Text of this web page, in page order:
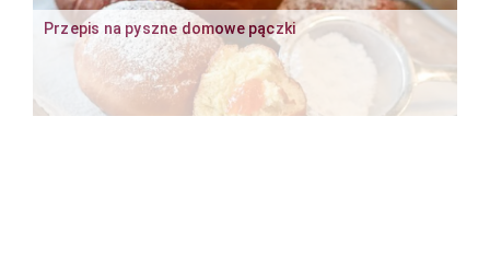
Przepis na pyszne domowe pączki